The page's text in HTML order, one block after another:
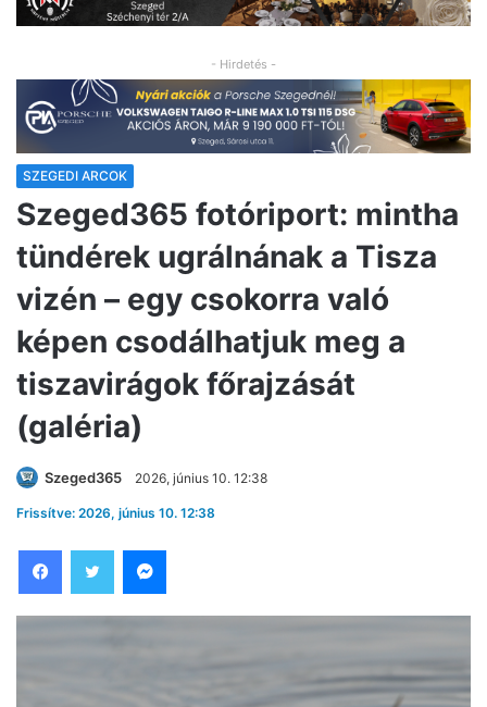
- Hirdetés -
SZEGEDI ARCOK
Szeged365 fotóriport: mintha
tündérek ugrálnának a Tisza
vizén – egy csokorra való
képen csodálhatjuk meg a
tiszavirágok főrajzását
(galéria)
Szeged365 2026, június 10. 12:38
Frissítve: 2026, június 10. 12:38